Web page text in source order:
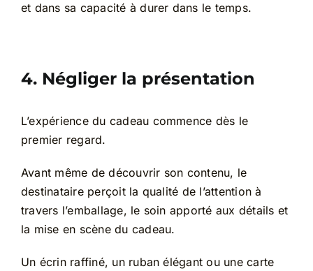
et dans sa capacité à durer dans le temps.
4. Négliger la présentation
L’expérience du cadeau commence dès le
premier regard.
Avant même de découvrir son contenu, le
destinataire perçoit la qualité de l’attention à
travers l’emballage, le soin apporté aux détails et
la mise en scène du cadeau.
Un écrin raffiné, un ruban élégant ou une carte